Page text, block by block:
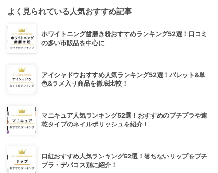
よく見られている人気おすすめ記事
ホワイトニング歯磨き粉おすすめランキング52選！口コミ
の多い市販品を中心に
アイシャドウおすすめ人気ランキング52選！パレット&単
色&ラメ入り商品を徹底比較！
マニキュア人気ランキング52選！おすすめのプチプラや速
乾タイプのネイルポリッシュを紹介！
口紅おすすめ人気ランキング52選！落ちないリップをプチ
プラ・デパコス別に紹介！